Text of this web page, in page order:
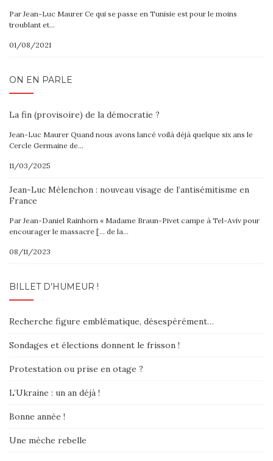
Par Jean-Luc Maurer Ce qui se passe en Tunisie est pour le moins
troublant et…
01/08/2021
ON EN PARLE
La fin (provisoire) de la démocratie ?
Jean-Luc Maurer Quand nous avons lancé voilà déjà quelque six ans le
Cercle Germaine de…
11/03/2025
Jean-Luc Mélenchon : nouveau visage de l’antisémitisme en
France
Par Jean-Daniel Rainhorn « Madame Braun-Pivet campe à Tel-Aviv pour
encourager le massacre [… de la…
08/11/2023
BILLET D’HUMEUR !
Recherche figure emblématique, désespérément…
Sondages et élections donnent le frisson !
Protestation ou prise en otage ?
L’Ukraine : un an déjà !
Bonne année !
Une mèche rebelle